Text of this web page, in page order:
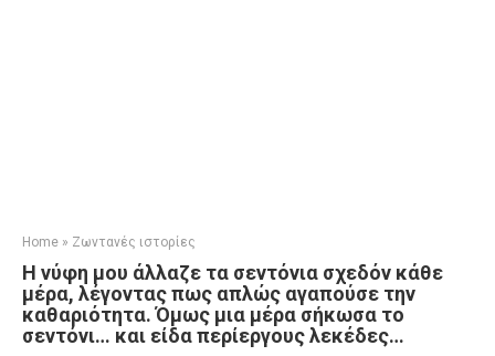
Home » Ζωντανές ιστορίες
Η νύφη μου άλλαζε τα σεντόνια σχεδόν κάθε
μέρα, λέγοντας πως απλώς αγαπούσε την
καθαριότητα. Όμως μια μέρα σήκωσα το
σεντόνι… και είδα περίεργους λεκέδες…